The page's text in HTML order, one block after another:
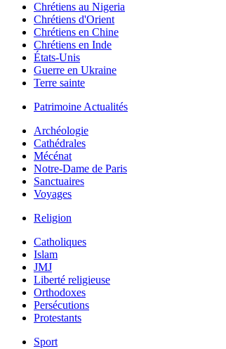
Chrétiens au Nigeria
Chrétiens d'Orient
Chrétiens en Chine
Chrétiens en Inde
États-Unis
Guerre en Ukraine
Terre sainte
Patrimoine Actualités
Archéologie
Cathédrales
Mécénat
Notre-Dame de Paris
Sanctuaires
Voyages
Religion
Catholiques
Islam
JMJ
Liberté religieuse
Orthodoxes
Persécutions
Protestants
Sport